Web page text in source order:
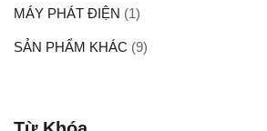
MÁY PHÁT ĐIỆN (1)
SẢN PHẨM KHÁC (9)